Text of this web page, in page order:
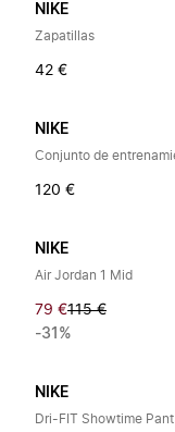
NIKE
Zapatillas
42 €
NIKE
120 €
NIKE
Air Jordan 1 Mid
79 €115 €
-31%
NIKE
Dri-FIT Showtime Pant